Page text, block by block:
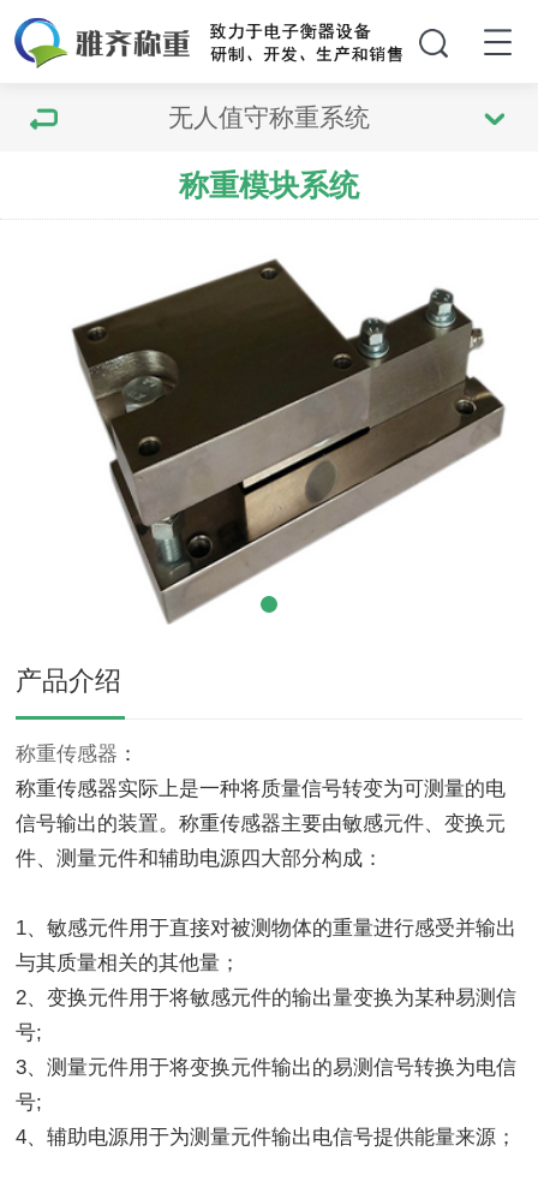
无人值守称重系统
称重模块系统
产品介绍
称重传感器 ：
称重传感器实际上是一种将质量信号转变为可测量的电
信号输出的装置。称重传感器主要由敏感元件、变换元
件、测量元件和辅助电源四大部分构成：
1、敏感元件用于直接对被测物体的重量进行感受并输出
与其质量相关的其他量；
2、变换元件用于将敏感元件的输出量变换为某种易测信
号;
3、测量元件用于将变换元件输出的易测信号转换为电信
号;
4、辅助电源用于为测量元件输出电信号提供能量来源；